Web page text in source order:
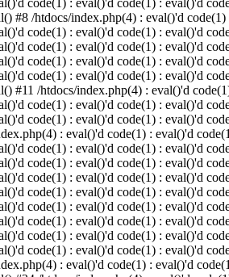
code(1) : eval()'d code(1) : eval()'d
#8 /htdocs/index.php(4) : eval()'d
code(1) : eval()'d code(1) : eval()'d
code(1) : eval()'d code(1) : eval()'d
code(1) : eval()'d code(1) : eval()'d
code(1) : eval()'d code(1) : eval()'d
#11 /htdocs/index.php(4) : eval()'d
code(1) : eval()'d code(1) : eval()'d
code(1) : eval()'d code(1) : eval()'d
: eval()'d code(1) : eval()'d
code(1) : eval()'d code(1) : eval()'d
code(1) : eval()'d code(1) : eval()'d
code(1) : eval()'d code(1) : eval()'d
code(1) : eval()'d code(1) : eval()'d
code(1) : eval()'d code(1) : eval()'d
code(1) : eval()'d code(1) : eval()'d
code(1) : eval()'d code(1) : eval()'d
code(1) : eval()'d code(1) : eval()'d
: eval()'d code(1) : eval()'d